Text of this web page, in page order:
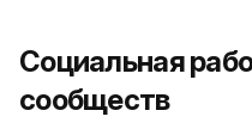
Социальная
сообществ